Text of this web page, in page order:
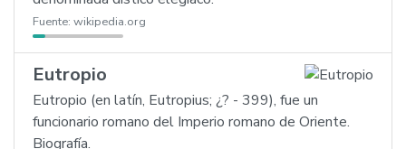
Fuente: wikipedia.org
Eutropio
Eutropio (en latín, Eutropius; ¿? - 399), fue un
funcionario romano del Imperio romano de Oriente.
Biografía.